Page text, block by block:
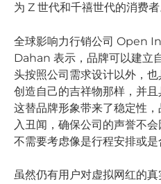
为 Z 世代和千禧世代的消费者
全球影响力行销公司 Open
Dahan 表示，品牌可以建立
头按照公司需求设计以外，
创造自己的吉祥物那样，并且
这替品牌形象带来了稳定性
入丑闻，确保公司的声誉不
不需要考虑像是行程安排或是
虽然仍有用户对虚拟网红的